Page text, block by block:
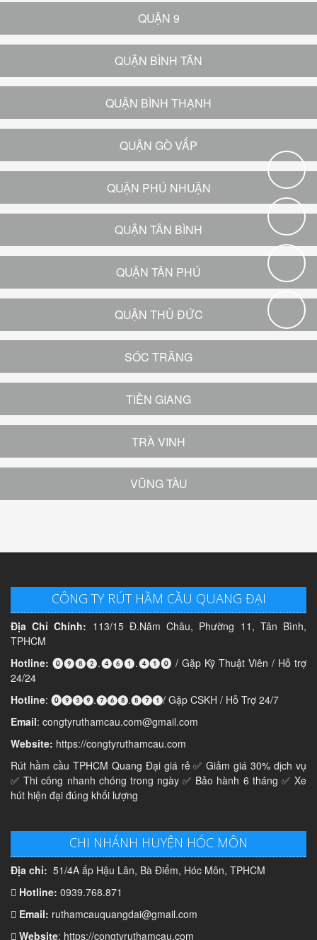
QUẬN 9
QUẬN BÌNH TÂN
QUẬN BÌNH THẠNH
QUẬN GÒ VẤP
QUẬN PHÚ NHUẬN
QUẬN TÂN BÌNH
QUẬN TÂN PHÚ
QUẬN THỦ ĐỨC
SÓC TRĂNG
TIỀN GIANG
TRÀ VINH
VŨNG TÀU
CÔNG TY RÚT HẦM CẦU QUANG ĐẠI
Địa Chỉ Chính: 113/15 Đ.Năm Châu, Phường 11, Tân Bình,
TPHCM
Hotline: ⓿❾❽❷.❹❻❶.❹❶⓿ / Gặp Kỹ Thuật Viên / Hỗ trợ
24/24
Hotline: ⓿❾❸❾.❼❻❽.❽❼❶/ Gặp CSKH / Hỗ Trợ 24/7
Email: congtyruthamcau.com@gmail.com
Website: https://congtyruthamcau.com
Rút hầm cầu TPHCM Quang Đại giá rẻ ✅ Giảm giá 30% dịch vụ
✅ Thi công nhanh chóng trong ngày ✅ Bảo hành 6 tháng ✅ Xe
hút hiện đại đúng khối lượng
CHI NHÁNH HUYỆN HÓC MÔN
Địa chỉ: 51/4A ấp Hậu Lân, Bà Điểm, Hóc Môn, TPHCM
Hotline: 0939.768.871
Email: ruthamcauquangdai@gmail.com
Website: https://congtyruthamcau.com